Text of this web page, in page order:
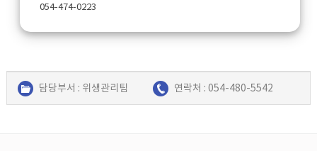
054-474-0223
담당부서 : 위생관리팀 연락처 : 054-480-5542